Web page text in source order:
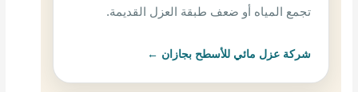
تجمع المياه أو ضعف طبقة العزل القديمة.
شركة عزل مائي للأسطح بجازان ←